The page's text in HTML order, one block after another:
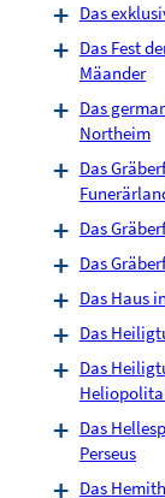
Das
Das Fest
Mäander
Das
Northeim
Das
Das
Das
Das Haus
Das
Das
Das
Perseus
Das